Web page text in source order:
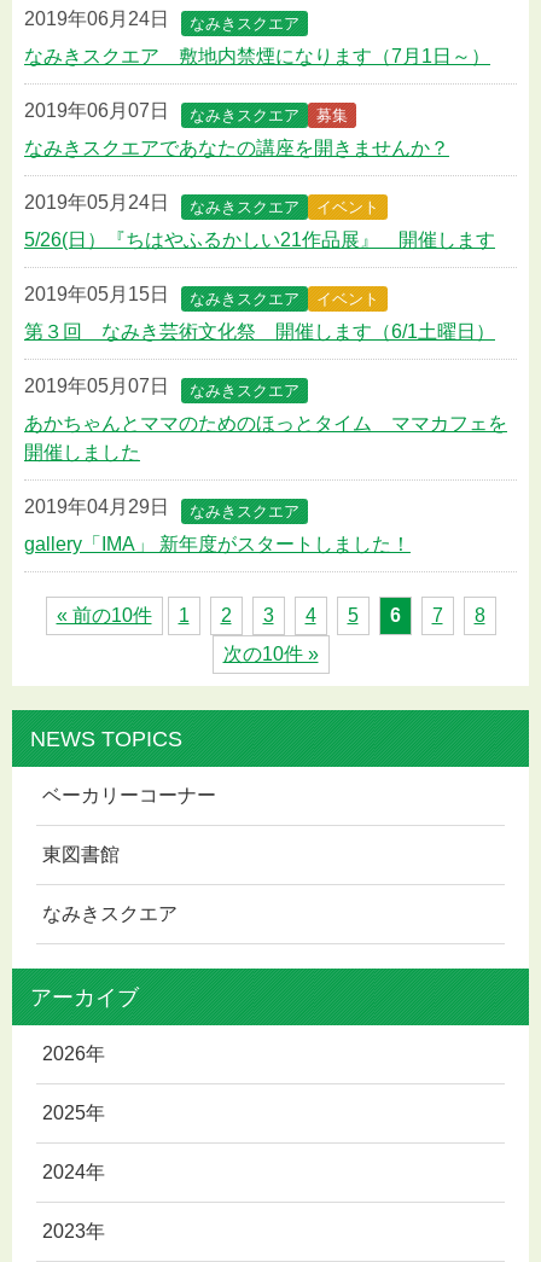
2019年06月24日 なみきスクエア
なみきスクエア 敷地内禁煙になります（7月1日～）
2019年06月07日 なみきスクエア 募集
なみきスクエアであなたの講座を開きませんか？
2019年05月24日 なみきスクエア イベント
5/26(日）『ちはやふるかしい21作品展』 開催します
2019年05月15日 なみきスクエア イベント
第３回 なみき芸術文化祭 開催します（6/1土曜日）
2019年05月07日 なみきスクエア
あかちゃんとママのためのほっとタイム ママカフェを
開催しました
2019年04月29日 なみきスクエア
gallery「IMA」 新年度がスタートしました！
« 前の10件 1 2 3 4 5 6 7
8
次の10件 »
NEWS TOPICS
ベーカリーコーナー
東図書館
なみきスクエア
アーカイブ
2026年
2025年
2024年
2023年